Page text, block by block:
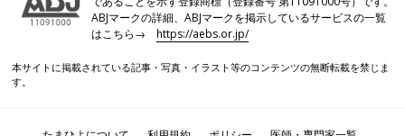
ABJマークの詳細、ABJマークを掲示しているサービスの一覧
はこちら→https://aebs.or.jp/
本サイトに掲載されている記事・写真・イラスト等のコンテンツの無断転載を禁じま
す。